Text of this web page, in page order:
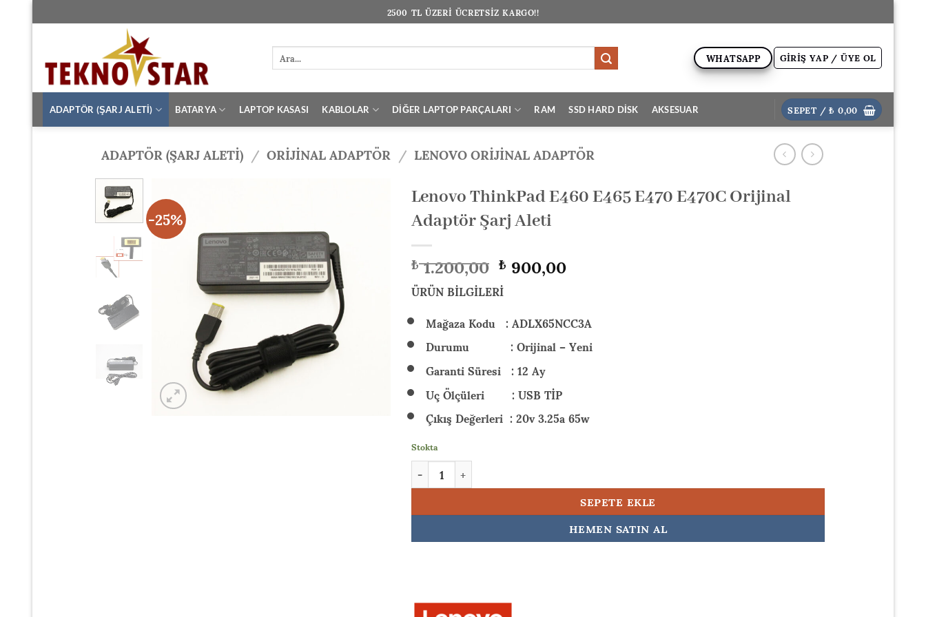
İçeriğe
atla 2500 TL ÜZERİ ÜCRETSİZ KARGO!!
Ara: WHATSAPP GIRIŞ YAP / ÜYE OL
ADAPTÖR (ŞARJ ALETİ) BATARYA LAPTOP KASASI KABLOLAR DİĞER LAPTOP PARÇALARI RAM SSD HARD DİSK AKSESUAR SEPET /₺0,00
ADAPTÖR (ŞARJ ALETİ) / ORIJINAL ADAPTÖR / LENOVO ORIJINAL ADAPTÖR
-25%
Lenovo ThinkPad E460 E465 E470 E470C Orijinal
Adaptör Şarj Aleti
₺1.200,00 Orijinal
fiyat:
₺ 1.200,00.
₺900,00Şuandaki
₺ 900,00.
ÜRÜN BİLGİLERİ
Mağaza Kodu : ADLX65NCC3A
Durumu : Orijinal – Yeni
Garanti Süresi : 12 Ay
Uç Ölçüleri : USB TİP
Çıkış Değerleri : 20v 3.25a 65w
Stokta
Lenovo ThinkPad E460 E465 E470 E470C Orijinal Adaptör Şarj Aleti adet
SEPETE EKLE
HEMEN SATIN AL